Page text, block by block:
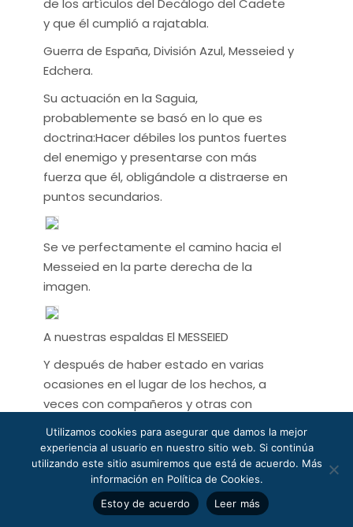
de los artículos del Decálogo del Cadete
y que él cumplió a rajatabla.
Guerra de España, División Azul, Messeied y
Edchera.
Su actuación en la Saguia,
probablemente se basó en lo que es
doctrina:Hacer débiles los puntos fuertes
del enemigo y presentarse con más
fuerza que él, obligándole a distraerse en
puntos secundarios.
Se ve perfectamente el camino hacia el
Messeied en la parte derecha de la
imagen.
A nuestras espaldas El MESSEIED
Y después de haber estado en varias
ocasiones en el lugar de los hechos, a
veces con compañeros y otras con
probablemente, el Capitán Jáuregui
buscaba llegar a un terreno escarpado,
con bastantes peñascos y con trincheras
naturales, producidas por la erosión, en la
Utilizamos cookies para asegurar que damos la mejor
experiencia al usuario en nuestro sitio web. Si continúa
utilizando este sitio asumiremos que está de acuerdo. Más
información en Política de Cookies.
Estoy de acuerdo
Leer más